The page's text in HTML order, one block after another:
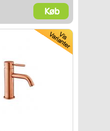
Køb